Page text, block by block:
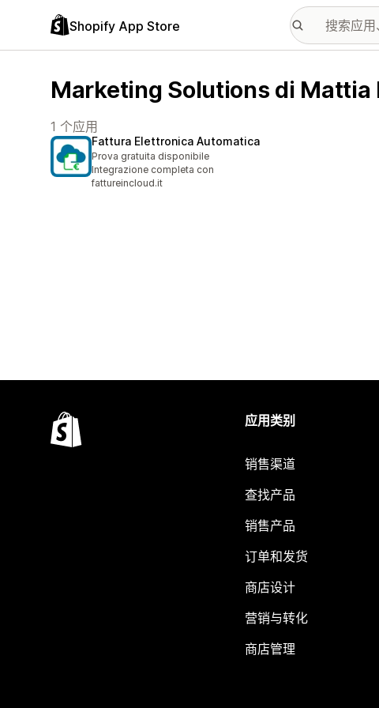
Shopify App Store
Marketing Solutions di Mattia
1 个应用
Fattura Elettronica Automatica
Prova gratuita disponibile
Integrazione completa con
fattureincloud.it
应用类别
销售渠道
查找产品
销售产品
订单和发货
商店设计
营销与转化
商店管理